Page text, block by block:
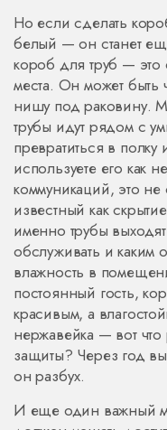
Но если сделать
белый — он станет
короб для труб — это
места. Он может быть
нишу под раковину.
трубы идут рядом с
превратиться в
используете его как
коммуникаций, это не
известный как
именно трубы
обслуживать и каким
влажность в
постоянный гость,
красивым, а
нержавейка — вот
защиты? Через год вы
он разбух.
И еще один важный